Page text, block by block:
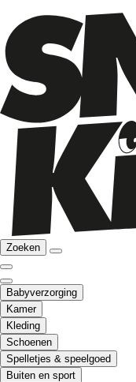
Zoeken
Babyverzorging
Kamer
Kleding
Schoenen
Spelletjes & speelgoed
Buiten en sport